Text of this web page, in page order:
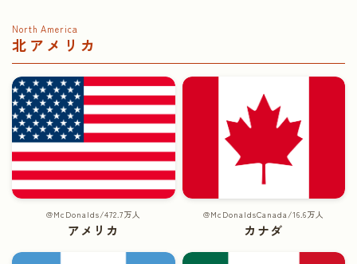
North America
北アメリカ
@McDonalds/472.7万人
アメリカ
@McDonaldsCanada/16.6万人
カナダ